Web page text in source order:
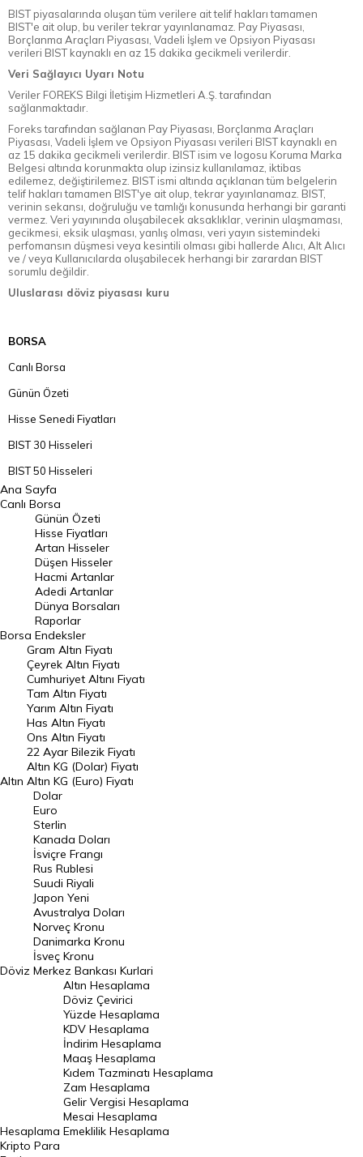
BIST piyasalarında oluşan tüm verilere ait telif hakları tamamen
BIST'e ait olup, bu veriler tekrar yayınlanamaz. Pay Piyasası,
Borçlanma Araçları Piyasası, Vadeli İşlem ve Opsiyon Piyasası
verileri BIST kaynaklı en az 15 dakika gecikmeli verilerdir.
Veri Sağlayıcı Uyarı Notu
Veriler FOREKS Bilgi İletişim Hizmetleri A.Ş. tarafından
sağlanmaktadır.
Foreks tarafından sağlanan Pay Piyasası, Borçlanma Araçları
Piyasası, Vadeli İşlem ve Opsiyon Piyasası verileri BIST kaynaklı en
az 15 dakika gecikmeli verilerdir. BIST isim ve logosu Koruma Marka
Belgesi altında korunmakta olup izinsiz kullanılamaz, iktibas
edilemez, değiştirilemez. BIST ismi altında açıklanan tüm belgelerin
telif hakları tamamen BIST'ye ait olup, tekrar yayınlanamaz. BIST,
verinin sekansı, doğruluğu ve tamlığı konusunda herhangi bir garanti
vermez. Veri yayınında oluşabilecek aksaklıklar, verinin ulaşmaması,
gecikmesi, eksik ulaşması, yanlış olması, veri yayın sistemindeki
perfomansın düşmesi veya kesintili olması gibi hallerde Alıcı, Alt Alıcı
ve / veya Kullanıcılarda oluşabilecek herhangi bir zarardan BIST
sorumlu değildir.
Uluslarası döviz piyasası kuru
BORSA
Canlı Borsa
Günün Özeti
Hisse Senedi Fiyatları
BIST 30 Hisseleri
BIST 50 Hisseleri
BIST 100 Hisseleri
En Çok Artan Hisseler
En Çok Düşen Hisseler
Hacmi Artanlar
Geçmiş Kapanışlar
Dünya Borsaları
Raporlar
Endeksler
DÖVİZ
Döviz Kuru
Dolar Kuru
Euro Kuru
Pound Kuru
Frank Kuru
Riyal Kuru
Avustralya Doları
Danimarka Kronu Kuru
Kanada Doları Kuru
Norveç Kronu Kuru
İsveç Kronu Kuru
Japon Yeni Kuru
Serbest Piyasa Döviz Kurları
Merkez Bankası Döviz Kurları
Altın Fiyatları
Ana Sayfa
Canlı Borsa
Borsa
Günün Özeti
Hisse Fiyatları
Artan Hisseler
Düşen Hisseler
Hacmi Artanlar
Adedi Artanlar
Dünya Borsaları
Raporlar
Endeksler
Altın
Gram Altın Fiyatı
Çeyrek Altın Fiyatı
Cumhuriyet Altını Fiyatı
Tam Altın Fiyatı
Yarım Altın Fiyatı
Has Altın Fiyatı
Ons Altın Fiyatı
22 Ayar Bilezik Fiyatı
Altın KG (Dolar) Fiyatı
Altın KG (Euro) Fiyatı
Döviz
Dolar
Euro
Sterlin
Kanada Doları
İsviçre Frangı
Rus Rublesi
Suudi Riyali
Japon Yeni
Avustralya Doları
Norveç Kronu
Danimarka Kronu
İsveç Kronu
Merkez Bankası Kurlari
Hesaplama
Altın Hesaplama
Döviz Çevirici
Yüzde Hesaplama
KDV Hesaplama
İndirim Hesaplama
Maaş Hesaplama
Kıdem Tazminatı Hesaplama
Zam Hesaplama
Gelir Vergisi Hesaplama
Mesai Hesaplama
Emeklilik Hesaplama
Kripto Para